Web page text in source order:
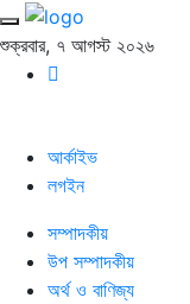
শুক্রবার, ৭ আগস্ট ২০২৬
আর্কাইভ
লগইন
সম্পাদকীয়
উপ সম্পাদকীয়
অর্থ ও বাণিজ্য